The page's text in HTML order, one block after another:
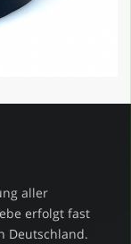
aller
erfolgt fast
Deutschland.